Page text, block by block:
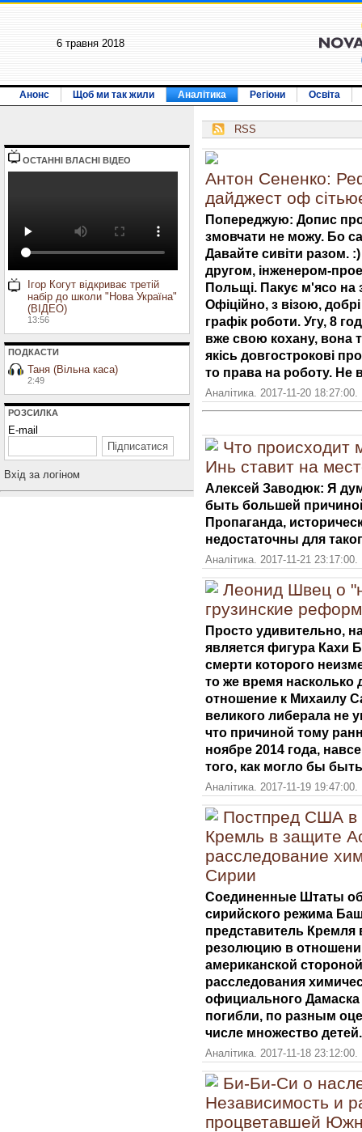
6 травня 2018
Анонс Щоб ми так жили Аналітика Регіони Освіта
ОСТАННI ВЛАСНI ВIДЕО
Ігор Когут відкриває третій
набір до школи "Нова Україна"
(ВІДЕО)
13:56
ПОДКАСТИ
Таня (Вільна каса)
2:49
РОЗСИЛКА
E-mail
Вхiд за логiном
RSS
Антон Сененко:
дайджест оф
Попереджую: Допис
змовчати не можу. Бо
Давайте сивіти разом.
другом, інженером-
Польщі. Пакує м'ясо на
Офіційно, з візою,
графік роботи. Угу, 8
вже свою кохану, вона
якісь довгострокові
то права на роботу. Не
Аналітика. 2017-11-20
Что происходит
Инь ставит на
Алексей Заводюк: Я
быть большей
Пропаганда,
недостаточны для
Аналітика. 2017-11-21
Леонид Швец о
грузинские
Просто удивительно,
является фигура Кахи
смерти которого
то же время насколько
отношение к Михаилу
великого либерала не
что причиной тому
ноябре 2014 года,
того, как могло бы
Аналітика. 2017-11-19
Постпред США
Кремль в защите
расследование
Сирии
Соединенные Штаты
сирийского режима
представитель
резолюцию в
американской
расследования
официального Дамаска
погибли, по разным
числе множество детей.
Аналітика. 2017-11-18
Би-Би-Си о
Независимость и
процветавшей